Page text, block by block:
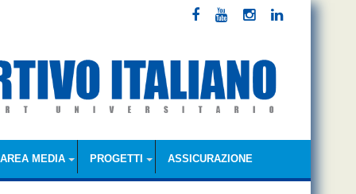
AREA MEDIA PROGETTI ASSICURAZIONE